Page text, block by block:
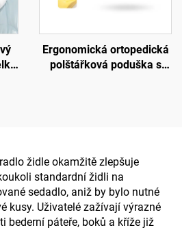
Ergonomická ortopedická
polštářková poduška s
židle okamžitě zlepšuje
standardní židli na
sedadlo, aniž by bylo nutné
kusy. Uživatelé zažívají výrazné
bederní páteře, boků a kříže již